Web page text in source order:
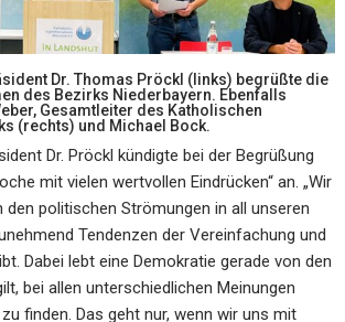
Dr. Thomas Pröckl (links) begrüßte die
des Bezirks Niederbayern. Ebenfalls
Gesamtleiter des Katholischen
(rechts) und Michael Bock.
Dr. Pröckl kündigte bei der Begrüßung
mit vielen wertvollen Eindrücken“ an. „Wir
den politischen Strömungen in all unseren
Tendenzen der Vereinfachung und
Dabei lebt eine Demokratie gerade von den
bei allen unterschiedlichen Meinungen
finden. Das geht nur, wenn wir uns mit